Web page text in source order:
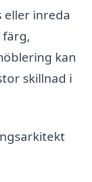
inreda
kan
skillnad i